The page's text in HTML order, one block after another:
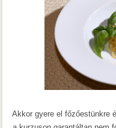
Akkor gyere el főzőestünkre